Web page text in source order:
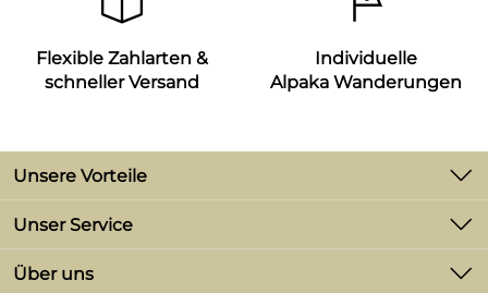
Flexible Zahlarten &
schneller Versand
Individuelle
Alpaka Wanderungen
Unsere Vorteile
-2% Skonto bei Zahlung per Vorkasse
Unser Service
Kontakt
Über uns